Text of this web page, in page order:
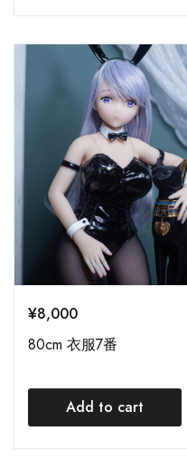
¥8,000
80cm 衣服7番
Add to cart